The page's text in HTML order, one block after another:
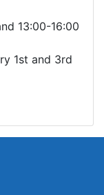
13:00-16:00
1st and 3rd